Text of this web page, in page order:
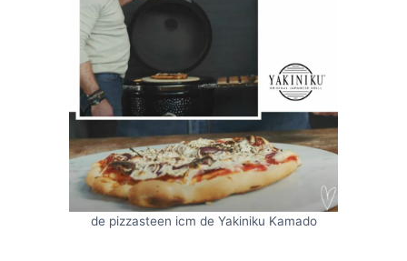
de pizzasteen icm de Yakiniku Kamado